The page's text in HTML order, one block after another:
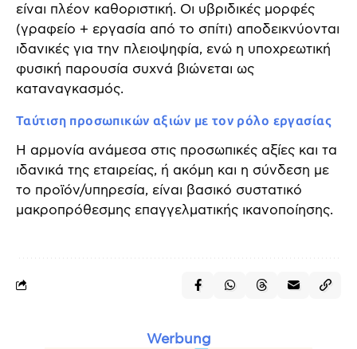
είναι πλέον καθοριστική. Οι υβριδικές μορφές
(γραφείο + εργασία από το σπίτι) αποδεικνύονται
ιδανικές για την πλειοψηφία, ενώ η υποχρεωτική
φυσική παρουσία συχνά βιώνεται ως
καταναγκασμός.
Ταύτιση προσωπικών αξιών με τον ρόλο εργασίας
Η αρμονία ανάμεσα στις προσωπικές αξίες και τα
ιδανικά της εταιρείας, ή ακόμη και η σύνδεση με
το προϊόν/υπηρεσία, είναι βασικό συστατικό
μακροπρόθεσμης επαγγελματικής ικανοποίησης.
Werbung